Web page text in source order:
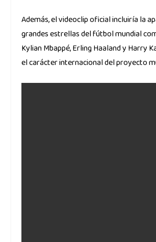
Además, el videoclip oficial incluiría la
grandes estrellas del fútbol mundial
Kylian Mbappé, Erling Haaland y Harry
el carácter internacional del proyecto